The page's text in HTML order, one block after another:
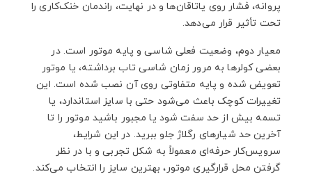
پروانه، فشار روی یاتاقان‌ها و در نهایت، راندمان خنک‌کاری را
تحت تأثیر قرار می‌دهد.
معیار دوم، وضعیت فعلی شاسی و پایه موتور است. در
بعضی کولرها به مرور زمان شاسی تاب برداشته، یا موتور
تعویض شده و پایه متفاوتی روی آن نصب شده است. این
تغییرات کوچک باعث می‌شود حتی با سایز استاندارد، یا
تسمه بیش از حد سفت شود یا مجبور باشید موتور را تا
آخرین حد شیارهای رگلاژ جلو ببرید. در این شرایط،
سرویس‌کار حرفه‌ای معمولاً به شکل تجربی و با در نظر
گرفتن محل قرارگیری موتور، بهترین سایز را انتخاب می‌کند.